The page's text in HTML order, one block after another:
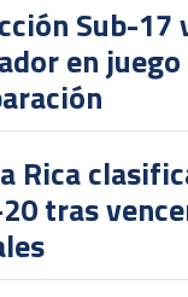
Sub-17
en
Rica
tras